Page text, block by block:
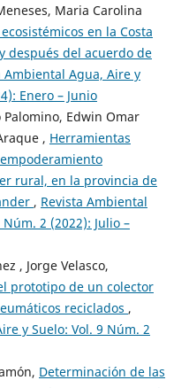
Maria Carolina
en la Costa
después del acuerdo de
Ambiental Agua, Aire y
Enero – Junio
Edwin Omar
, Herramientas
rural, en la provincia de
, Revista Ambiental
2 (2022): Julio –
, Jorge Velasco,
prototipo de un colector
reciclados ,
y Suelo: Vol. 9 Núm. 2
Determinación de las